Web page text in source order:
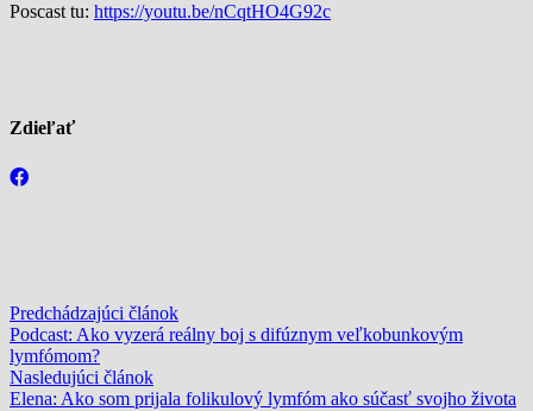
Poscast tu: https://youtu.be/nCqtHO4G92c
Zdieľať
Predchádzajúci článok
Podcast: Ako vyzerá reálny boj s difúznym veľkobunkovým
lymfómom?
Nasledujúci článok
Elena: Ako som prijala folikulový lymfóm ako súčasť svojho života